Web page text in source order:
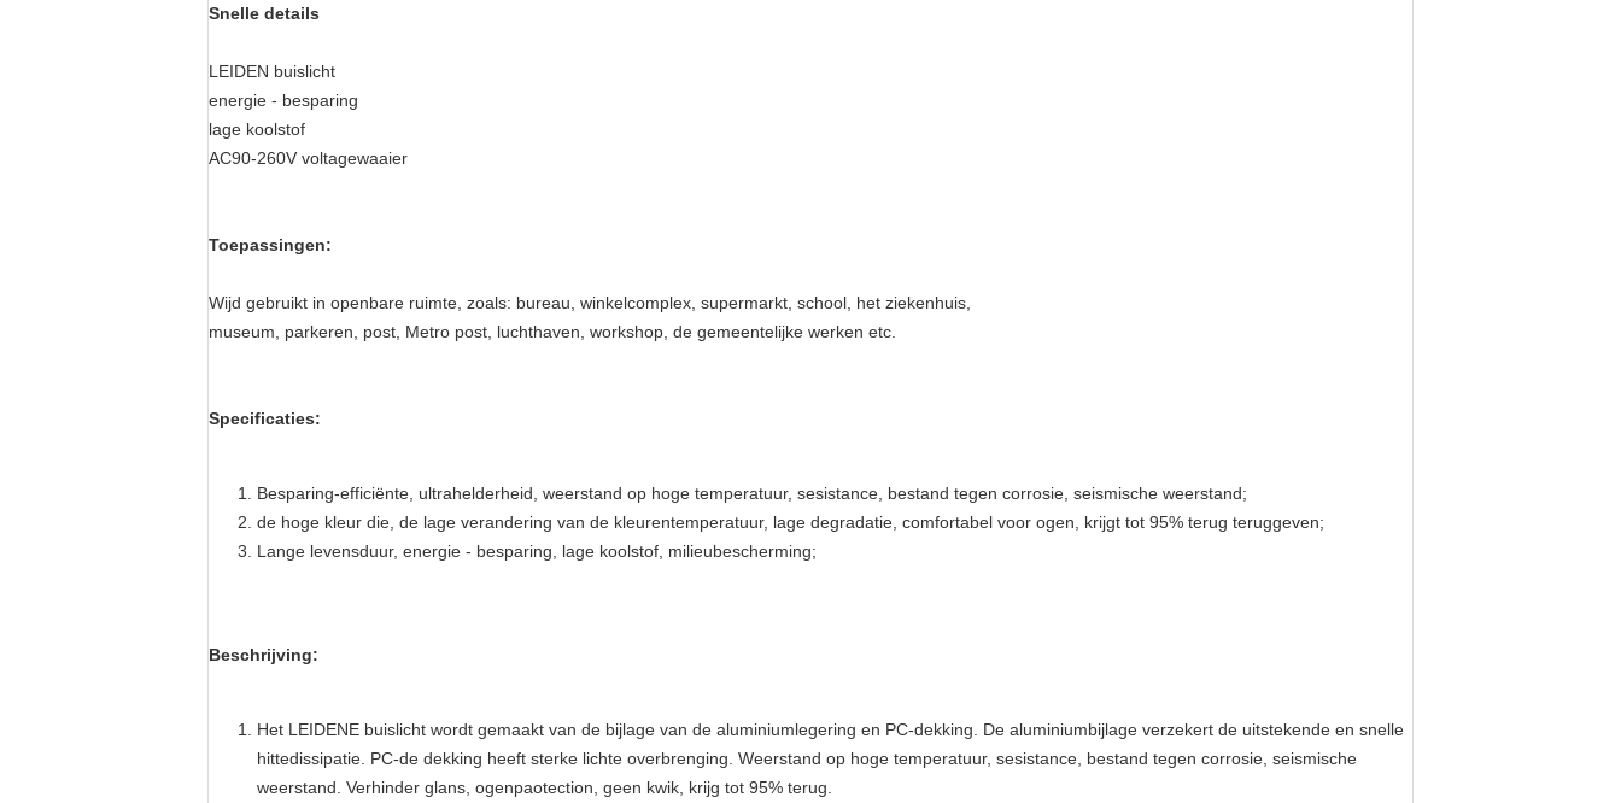
Snelle details
LEIDEN buislicht
energie - besparing
lage koolstof
AC90-260V voltagewaaier
Toepassingen:
Wijd gebruikt in openbare ruimte, zoals: bureau, winkelcomplex, supermarkt, school, het ziekenhuis,
museum, parkeren, post, Metro post, luchthaven, workshop, de gemeentelijke werken etc.
Specificaties:
Besparing-efficiënte, ultrahelderheid, weerstand op hoge temperatuur, sesistance, bestand tegen corrosie, seismische weerstand;
de hoge kleur die, de lage verandering van de kleurentemperatuur, lage degradatie, comfortabel voor ogen, krijgt tot 95% terug teruggeven;
Lange levensduur, energie - besparing, lage koolstof, milieubescherming;
Beschrijving:
Het LEIDENE buislicht wordt gemaakt van de bijlage van de aluminiumlegering en PC-dekking. De aluminiumbijlage verzekert de uitstekende en snelle
hittedissipatie. PC-de dekking heeft sterke lichte overbrenging. Weerstand op hoge temperatuur, sesistance, bestand tegen corrosie, seismische
weerstand. Verhinder glans, ogenpaotection, geen kwik, krijg tot 95% terug.